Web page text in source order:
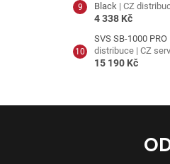
Black | CZ
4 338 Kč
SVS SB-1000
distribuce | CZ
15 190 Kč